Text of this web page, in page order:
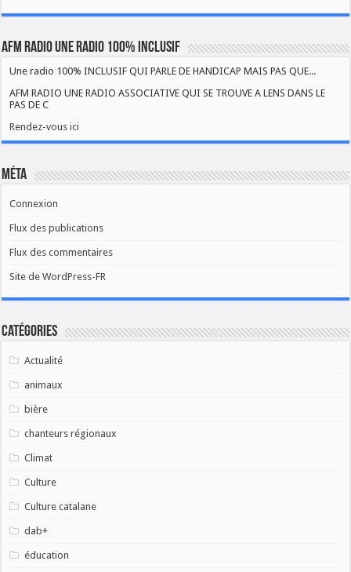
AFM RADIO UNE RADIO 100% INCLUSIF
Une radio 100% INCLUSIF QUI PARLE DE HANDICAP MAIS PAS QUE...
AFM RADIO UNE RADIO ASSOCIATIVE QUI SE TROUVE A LENS DANS LE
PAS DE C
Rendez-vous ici
Méta
Connexion
Flux des publications
Flux des commentaires
Site de WordPress-FR
Catégories
Actualité
animaux
bière
chanteurs régionaux
Climat
Culture
Culture catalane
dab+
éducation